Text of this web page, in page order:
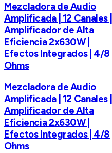
Mezcladora de Audio
Amplificada | 12 Canales |
Amplificador de Alta
Eficiencia 2x630W |
Efectos Integrados | 4/8
Ohms
Mezcladora de Audio
Amplificada | 12 Canales |
Amplificador de Alta
Eficiencia 2x630W |
Efectos Integrados | 4/8
Ohms